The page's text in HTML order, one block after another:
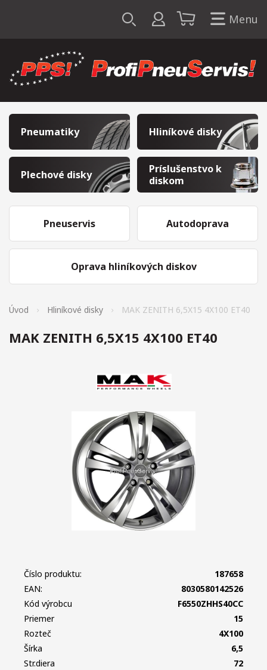
Menu
Pneumatiky Hliníkové disky
Plechové disky
Príslušenstvo k
diskom
Pneuservis
Oprava hliníkových diskov
Autodoprava
Úvod Hliníkové disky MAK ZENITH 6,5X15 4X100 ET40
MAK ZENITH 6,5X15 4X100 ET40
Číslo produktu:
187658
EAN:
8030580142526
Kód výrobcu
F6550ZHHS40CC
Priemer
15
Rozteč
4X100
Šírka
6,5
Str.diera
72